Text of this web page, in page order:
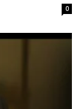
0